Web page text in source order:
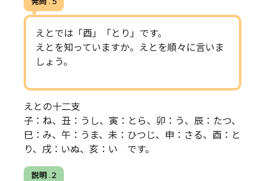
えとでは「酉」「とり」です。
えとを知っていますか。えとを順々に言いま
しょう。
えとの十二支
子：ね、丑：うし、寅：とら、卯：う、辰：たつ、
巳：み、午：うま、未：ひつじ、申：さる、酉：と
り、戌：いぬ、亥：い です。
説明 . 2